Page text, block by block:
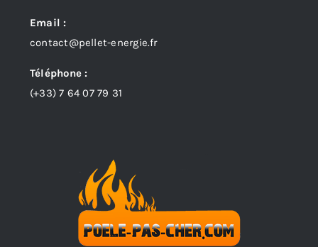
Email :
contact@pellet-energie.fr
Téléphone :
(+33)7 64 07 79 31